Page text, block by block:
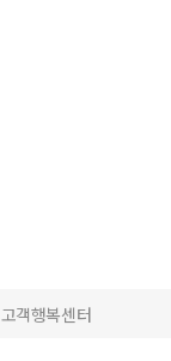
고객행복센터